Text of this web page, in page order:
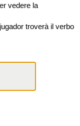
vedere la
troverà il verbo